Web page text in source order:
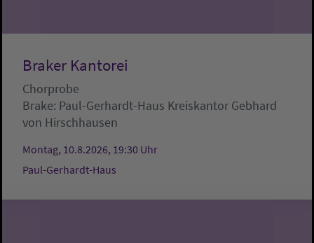
Braker Kantorei
Chorprobe
Brake: Paul-Gerhardt-Haus Kreiskantor Gebhard
von Hirschhausen
Montag, 10.8.2026, 19:30 Uhr
Paul-Gerhardt-Haus